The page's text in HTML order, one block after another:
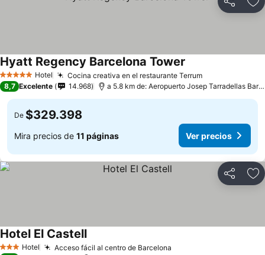
Compartir
5 Estrellas Hotel Cocina creativa en el restaurante Terrum
Hyatt Regency Barcelona Tower
8,7 Excelente 14.968 a 5.8 km de: Aeropuerto Josep Tarradellas Barcelona-El Prat
De $329.398
Mira precios de 11 páginas Ver precios
Compartir
3 Estrellas
Hotel Acceso fácil al centro de Barcelona
Hotel El Castell